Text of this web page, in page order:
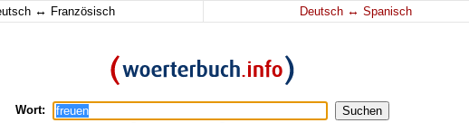
↔ Französisch Deutsch ↔ Spanisch
Wort: